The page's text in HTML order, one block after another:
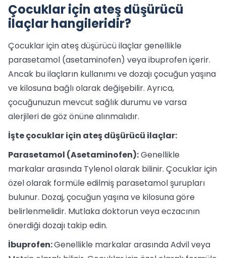
Çocuklar için ateş düşürücü
ilaçlar hangileridir?
Çocuklar için ateş düşürücü ilaçlar genellikle
parasetamol (asetaminofen) veya ibuprofen içerir.
Ancak bu ilaçların kullanımı ve dozajı çocuğun yaşına
ve kilosuna bağlı olarak değişebilir. Ayrıca,
çocuğunuzun mevcut sağlık durumu ve varsa
alerjileri de göz önüne alınmalıdır.
İşte çocuklar için ateş düşürücü ilaçlar:
Parasetamol (Asetaminofen):Genellikle
markalar arasında Tylenol olarak bilinir. Çocuklar için
özel olarak formüle edilmiş parasetamol şurupları
bulunur. Dozaj, çocuğun yaşına ve kilosuna göre
belirlenmelidir. Mutlaka doktorun veya eczacının
önerdiği dozajı takip edin.
İbuprofen:Genellikle markalar arasında Advil veya